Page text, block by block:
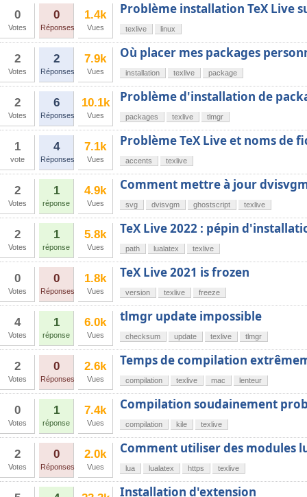
0
Votes
0
Réponses
1.4k
Vues
Problème installation TeX Live
texlive linux
2
Votes
2
Réponses
7.9k
Vues
Où placer mes packages
installation texlive package
2
Votes
6
Réponses
10.1k
Vues
Problème d'installation de
packages texlive tlmgr
1
vote
4
Réponses
7.1k
Vues
Problème TeX Live et noms de
accents texlive
2
Votes
1
réponse
4.9k
Vues
Comment mettre à jour
svg dvisvgm ghostscript texlive
2
Votes
1
réponse
5.8k
Vues
TeX Live 2022 : pépin
path lualatex texlive
0
Votes
0
Réponses
1.8k
Vues
TeX Live 2021 is frozen
version texlive freeze
4
Votes
1
réponse
6.0k
Vues
tlmgr update impossible
checksum update texlive tlmgr
2
Votes
0
Réponses
2.6k
Vues
Temps de compilation
compilation texlive mac lenteur
0
Votes
1
réponse
7.4k
Vues
Compilation soudainement
compilation kile texlive
2
Votes
0
Réponses
2.0k
Vues
Comment utiliser des modules
lua lualatex https texlive
Installation d'extension